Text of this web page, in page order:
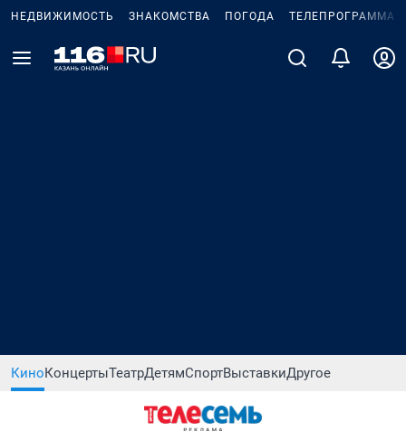
НЕДВИЖИМОСТЬ ЗНАКОМСТВА ПОГОДА ТЕЛЕПРОГРАММА
КиноКонцертыТеатрДетямСпортВыставкиДругое